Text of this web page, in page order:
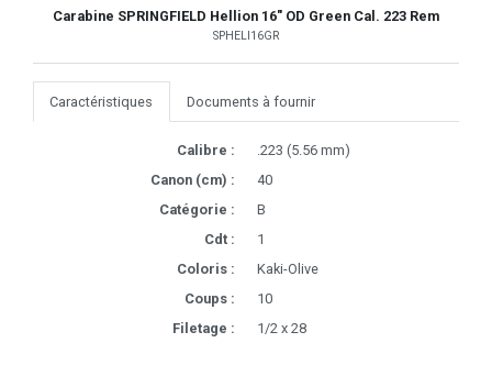
Carabine SPRINGFIELD Hellion 16" OD Green Cal. 223 Rem
SPHELI16GR
Caractéristiques Documents à fournir
Calibre :
.223 (5.56 mm)
Canon (cm) :
40
Catégorie :
B
Cdt :
1
Coloris :
Kaki-Olive
Coups :
10
Filetage :
1/2 x 28